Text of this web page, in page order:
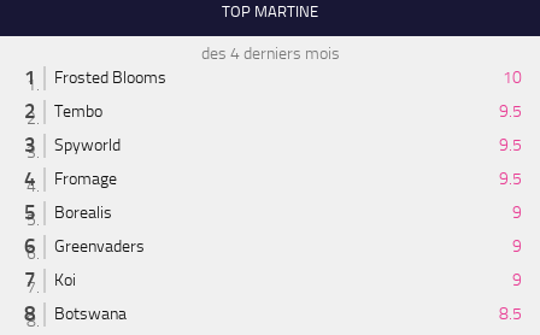
TOP MARTINE
des 4 derniers mois
Frosted Blooms
10
Tembo
9.5
Spyworld
9.5
Fromage
9.5
Borealis
9
Greenvaders
9
Koi
9
Botswana
8.5